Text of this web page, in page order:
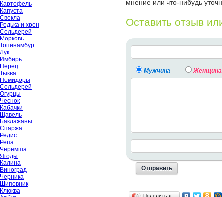
Картофель
Капуста
Свекла
Редька и хрен
Сельдерей
Морковь
Топинамбур
Лук
Имбирь
Перец
Тыква
Помидоры
Сельдерей
Огурцы
Чеснок
Кабачки
Щавель
Баклажаны
Спаржа
Редис
Репа
Черемша
Ягоды
Калина
Виноград
Черника
Шиповник
Клюква
мнение или что-нибудь
Оставить отзыв
Мужчина Женщина
Поделиться…